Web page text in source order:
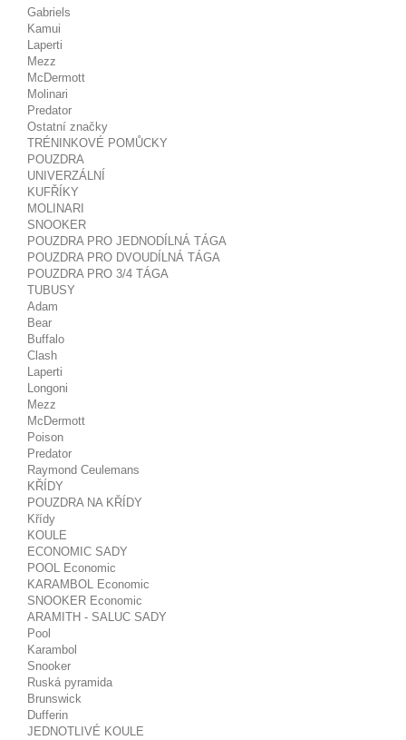
Gabriels
Kamui
Laperti
Mezz
McDermott
Molinari
Predator
Ostatní značky
TRÉNINKOVÉ POMŮCKY
POUZDRA
UNIVERZÁLNÍ
KUFŘÍKY
MOLINARI
SNOOKER
POUZDRA PRO JEDNODÍLNÁ TÁGA
POUZDRA PRO DVOUDÍLNÁ TÁGA
POUZDRA PRO 3/4 TÁGA
TUBUSY
Adam
Bear
Buffalo
Clash
Laperti
Longoni
Mezz
McDermott
Poison
Predator
Raymond Ceulemans
KŘÍDY
POUZDRA NA KŘÍDY
Křídy
KOULE
ECONOMIC SADY
POOL Economic
KARAMBOL Economic
SNOOKER Economic
ARAMITH - SALUC SADY
Pool
Karambol
Snooker
Ruská pyramida
Brunswick
Dufferin
JEDNOTLIVÉ KOULE